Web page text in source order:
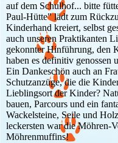
auf dem Schulhof... bitte
Paul-Hütte" lädt zum
Kinderhand kreiert, selbst
auch unseren Praktikanten
gekonnter Hinführung, den
haben es definitiv genossen
Ein Dankeschön auch an
Schutzanzüge, die die
Lieblingsort der Kinder?
bauen, Parcours und ein
Wackelsteine, Seile und
leckersten war die Möhren-
Möhrenmuffins!